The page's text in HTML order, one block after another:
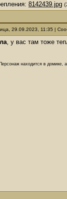
8142439.jpg
29.09.2023, 11:35 |
, у вас там тоже
находится в домике,